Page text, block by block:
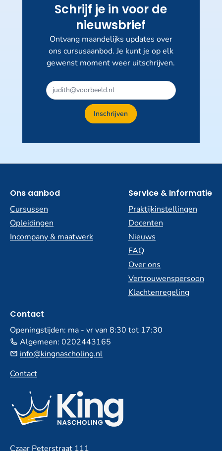
Schrijf je in voor de
nieuwsbrief
Ontvang maandelijks updates over
ons cursusaanbod. Je kunt je op elk
gewenst moment weer uitschrijven.
Inschrijven
Ons aanbod
Cursussen
Opleidingen
Incompany & maatwerk
Service & Informatie
Praktijkinstellingen
Docenten
Nieuws
FAQ
Over ons
Vertrouwenspersoon
Klachtenregeling
Contact
Openingstijden: ma - vr van 8:30 tot 17:30
Algemeen: 0202443165
info@kingnascholing.nl
Contact
Czaar Peterstraat 111